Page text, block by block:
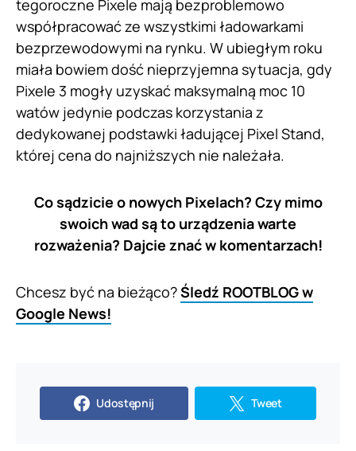
tegoroczne Pixele mają bezproblemowo
współpracować ze wszystkimi ładowarkami
bezprzewodowymi na rynku. W ubiegłym roku
miała bowiem dość nieprzyjemna sytuacja, gdy
Pixele 3 mogły uzyskać maksymalną moc 10
watów jedynie podczas korzystania z
dedykowanej podstawki ładującej Pixel Stand,
której cena do najniższych nie należała.
Co sądzicie o nowych Pixelach? Czy mimo
swoich wad są to urządzenia warte
rozważenia? Dajcie znać w komentarzach!
Chcesz być na bieżąco?Śledź ROOTBLOG w
Google News!
Udostępnij Tweet